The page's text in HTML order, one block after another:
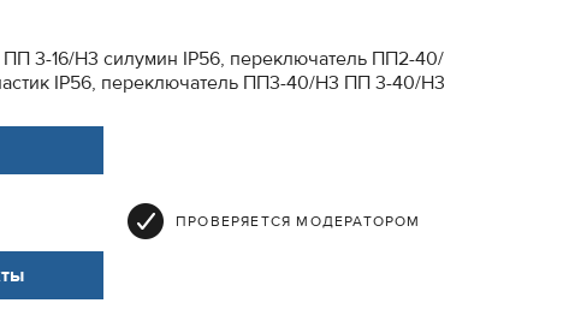
3-16/Н3 силумин IP56, переключатель ПП2-40/
IP56, переключатель ПП3-40/Н3 ПП 3-40/Н3
ПРОВЕРЯЕТСЯ МОДЕРАТОРОМ